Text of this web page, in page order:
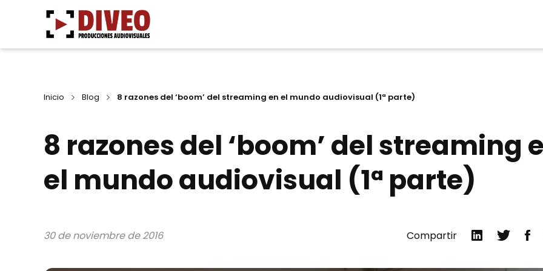
contenido
Inicio Blog 8 razones del ‘boom’ del streaming en el mundo audiovisual (1ª parte)
8 razones del ‘boom’ del streaming
el mundo audiovisual (1ª parte)
30 de noviembre de 2016 Compartir
LinkedIn
twitter